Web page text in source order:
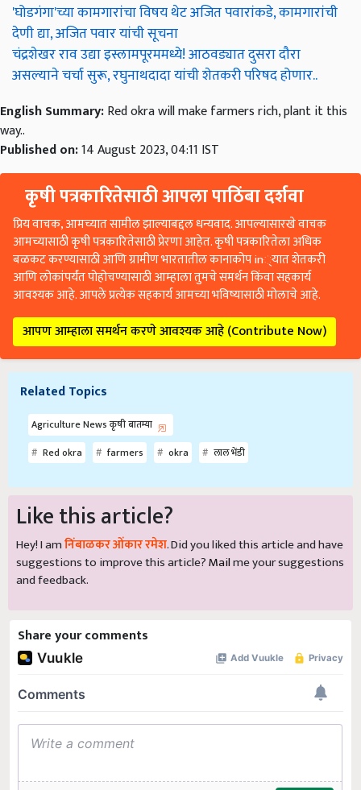
'घोडगंगा'च्या कामगारांचा विषय थेट अजित पवारांकडे, कामगारांची
देणी द्या, अजित पवार यांची सूचना
चंद्रशेखर राव उद्या इस्लामपूरममध्ये! आठवड्यात दुसरा दौरा
असल्याने चर्चा सुरू, रघुनाथदादा यांची शेतकरी परिषद होणार..
English Summary:Red okra will make farmers rich, plant it this
way..
Published on:14 August 2023, 04:11 IST
कृषी पत्रकारितेसाठी आपला पाठिंबा दर्शवा
प्रिय वाचक, आमच्यात सामील झाल्याबद्दल धन्यवाद. आपल्यासारखे वाचक
आमच्यासाठी कृषी पत्रकारितेसाठी प्रेरणा आहेत. कृषी पत्रकारितेला अधिक
बळकट करण्यासाठी आणि ग्रामीण भारतातील कानाकोप in्यात शेतकरी
आणि लोकांपर्यंत पोहोचण्यासाठी आम्हाला तुमचे समर्थन किंवा सहकार्य
आवश्यक आहे. आपले प्रत्येक सहकार्य आमच्या भविष्यासाठी मोलाचे आहे.
आपण आम्हाला समर्थन करणे आवश्यक आहे (Contribute Now)
Related Topics
Agriculture News कृषी बातम्या
Red okra
farmers okra लाल भेंडी
Like this article?
Hey! I amनिंबाळकर ओंकार रमेश. Did you liked this article and have
suggestions to improve this article?Mailme your suggestions
and feedback.
Share your comments